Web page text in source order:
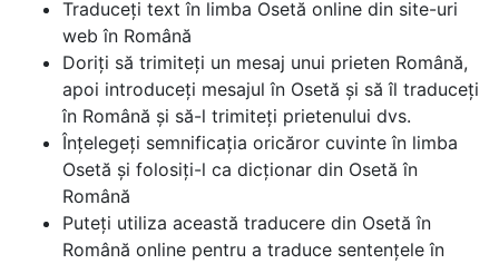
Traduceți text în limba Osetă online din site-uri
web în Română
Doriți să trimiteți un mesaj unui prieten Română,
apoi introduceți mesajul în Osetă și să îl traduceți
în Română și să-l trimiteți prietenului dvs.
Înțelegeți semnificația oricăror cuvinte în limba
Osetă și folosiți-l ca dicționar din Osetă în
Română
Puteți utiliza această traducere din Osetă în
Română online pentru a traduce sentențele în